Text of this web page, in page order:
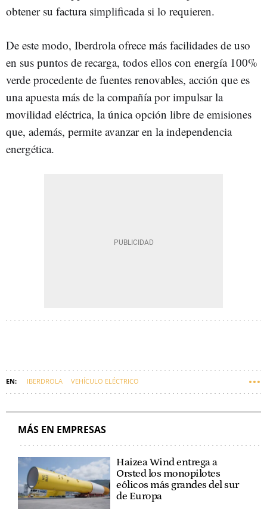
obtener su factura simplificada si lo requieren.
De este modo, Iberdrola ofrece más facilidades de uso
en sus puntos de recarga, todos ellos con energía 100%
verde procedente de fuentes renovables, acción que es
una apuesta más de la compañía por impulsar la
movilidad eléctrica, la única opción libre de emisiones
que, además, permite avanzar en la independencia
energética.
IBERDROLA VEHÍCULO ELÉCTRICO
MÁS EN EMPRESAS
Haizea Wind entrega a
Orsted los monopilotes
eólicos más grandes del sur
de Europa